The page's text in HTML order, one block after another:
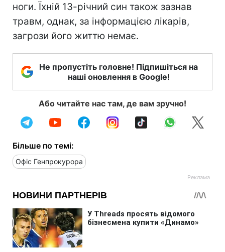
ноги. Їхній 13-річний син також зазнав
травм, однак, за інформацією лікарів,
загрози його життю немає.
Не пропустіть головне! Підпишіться на
наші оновлення в Google!
Або читайте нас там, де вам зручно!
Більше по темі:
Офіс Генпрокурора